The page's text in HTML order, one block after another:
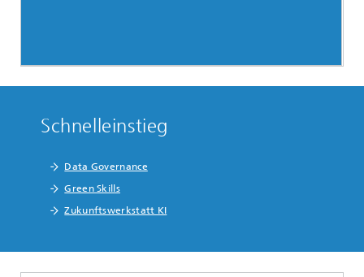
Schnelleinstieg
Data Governance
Green Skills
Zukunftswerkstatt KI